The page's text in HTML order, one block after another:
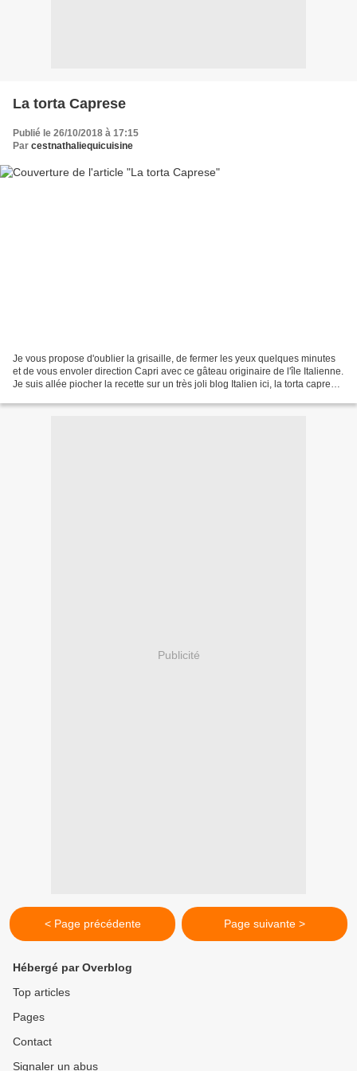
La torta Caprese
Publié le 26/10/2018 à 17:15
Par cestnathaliequicuisine
Je vous propose d'oublier la grisaille, de fermer les yeux quelques minutes
et de vous envoler direction Capri avec ce gâteau originaire de l'île Italienne.
Je suis allée piocher la recette sur un très joli blog Italien ici, la torta caprese
Publicité
< Page précédente Page suivante >
Hébergé par Overblog
Top articles
Pages
Contact
Signaler un abus